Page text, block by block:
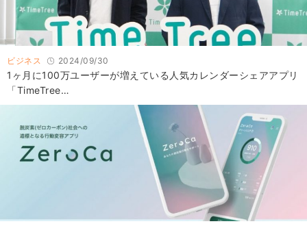
ビジネス 2024/09/30
1ヶ月に100万ユーザーが増えている人気カレンダーシェアアプリ
「TimeTree…